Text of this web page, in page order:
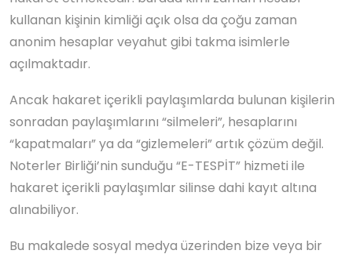
kullanan kişinin kimliği açık olsa da çoğu zaman
anonim hesaplar veyahut gibi takma isimlerle
açılmaktadır.
Ancak hakaret içerikli paylaşımlarda bulunan kişilerin
sonradan paylaşımlarını “silmeleri”, hesaplarını
“kapatmaları” ya da “gizlemeleri” artık çözüm değil.
Noterler Birliği’nin sunduğu “E-TESPİT” hizmeti ile
hakaret içerikli paylaşımlar silinse dahi kayıt altına
alınabiliyor.
Bu makalede sosyal medya üzerinden bize veya bir